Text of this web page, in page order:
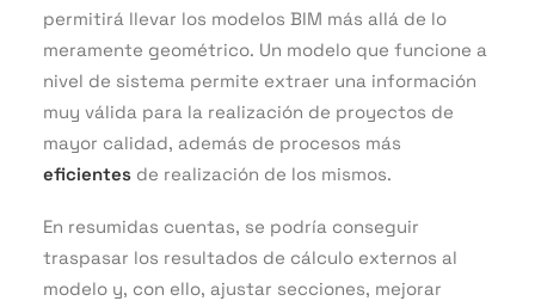
permitirá llevar los modelos BIM más allá de lo
meramente geométrico. Un modelo que funcione a
nivel de sistema permite extraer una información
muy válida para la realización de proyectos de
mayor calidad, además de procesos más
eficientes de realización de los mismos.
En resumidas cuentas, se podría conseguir
traspasar los resultados de cálculo externos al
modelo y, con ello, ajustar secciones, mejorar